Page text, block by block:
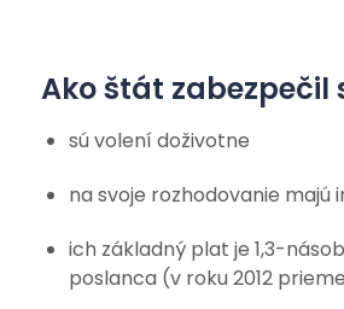
Ako štát zabezpečil
sú volení doživotne
na svoje rozhodovanie majú
ich základný plat je 1,3-
poslanca (v roku 2012